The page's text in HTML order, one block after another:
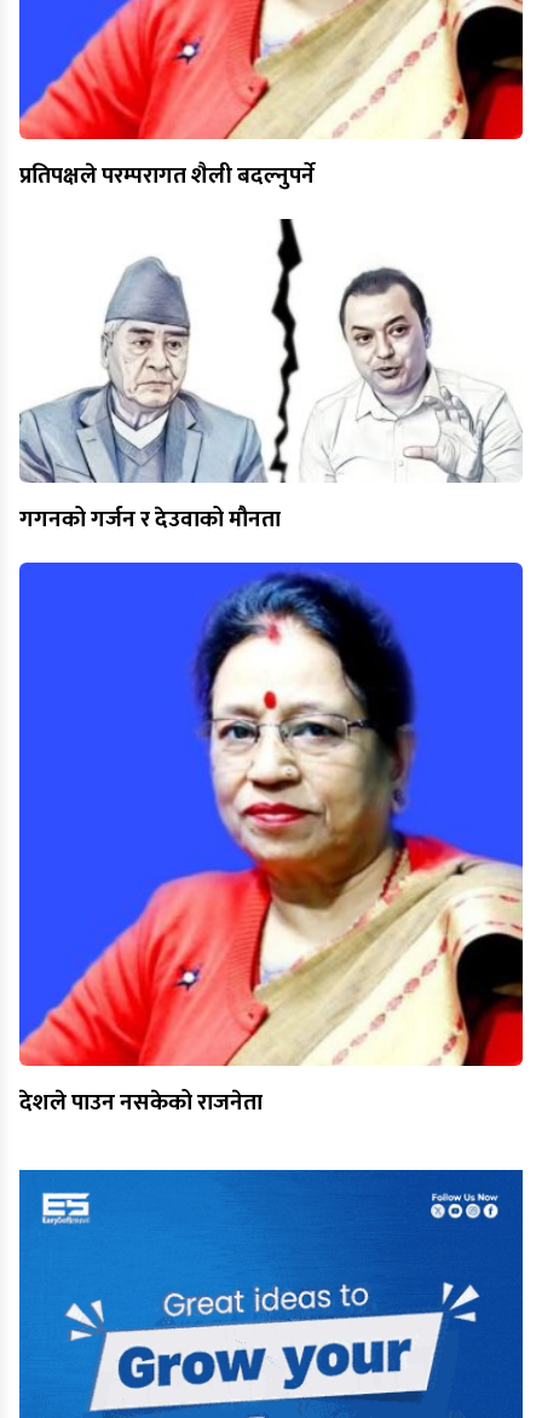
प्रतिपक्षले परम्परागत शैली बदल्नुपर्ने
गगनको गर्जन र देउवाको मौनता
देशले पाउन नसकेको राजनेता